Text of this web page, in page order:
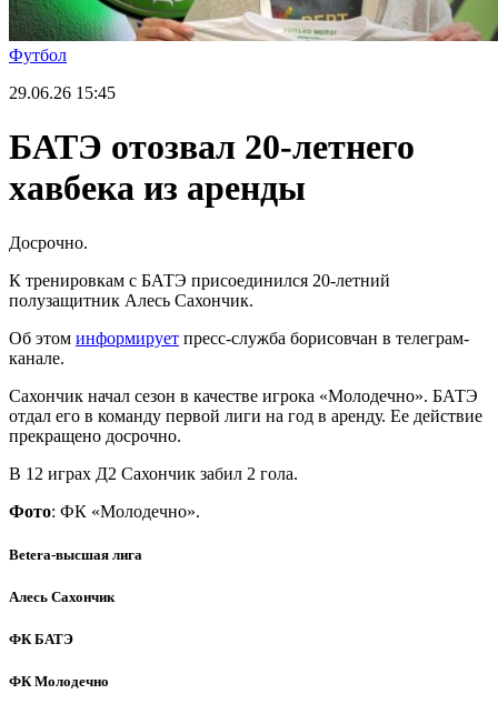
Футбол
29.06.26 15:45
БАТЭ отозвал 20-летнего
хавбека из аренды
Досрочно.
К тренировкам с БАТЭ присоединился 20-летний
полузащитник Алесь Сахончик.
Об этом информирует пресс-служба борисовчан в телеграм-
канале.
Сахончик начал сезон в качестве игрока «Молодечно». БАТЭ
отдал его в команду первой лиги на год в аренду. Ее действие
прекращено досрочно.
В 12 играх Д2 Сахончик забил 2 гола.
Фото: ФК «Молодечно».
Betera-высшая лига
Алесь Сахончик
ФК БАТЭ
ФК Молодечно